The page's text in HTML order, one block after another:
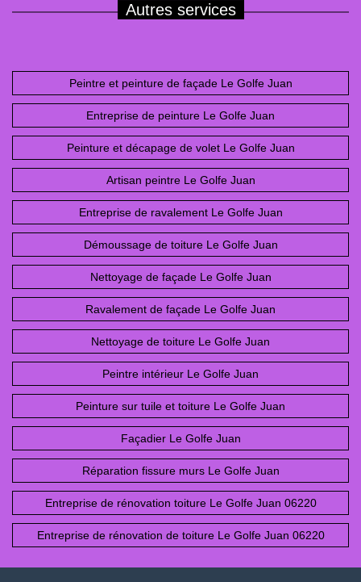
Autres services
Peintre et peinture de façade Le Golfe Juan
Entreprise de peinture Le Golfe Juan
Peinture et décapage de volet Le Golfe Juan
Artisan peintre Le Golfe Juan
Entreprise de ravalement Le Golfe Juan
Démoussage de toiture Le Golfe Juan
Nettoyage de façade Le Golfe Juan
Ravalement de façade Le Golfe Juan
Nettoyage de toiture Le Golfe Juan
Peintre intérieur Le Golfe Juan
Peinture sur tuile et toiture Le Golfe Juan
Façadier Le Golfe Juan
Réparation fissure murs Le Golfe Juan
Entreprise de rénovation toiture Le Golfe Juan 06220
Entreprise de rénovation de toiture Le Golfe Juan 06220